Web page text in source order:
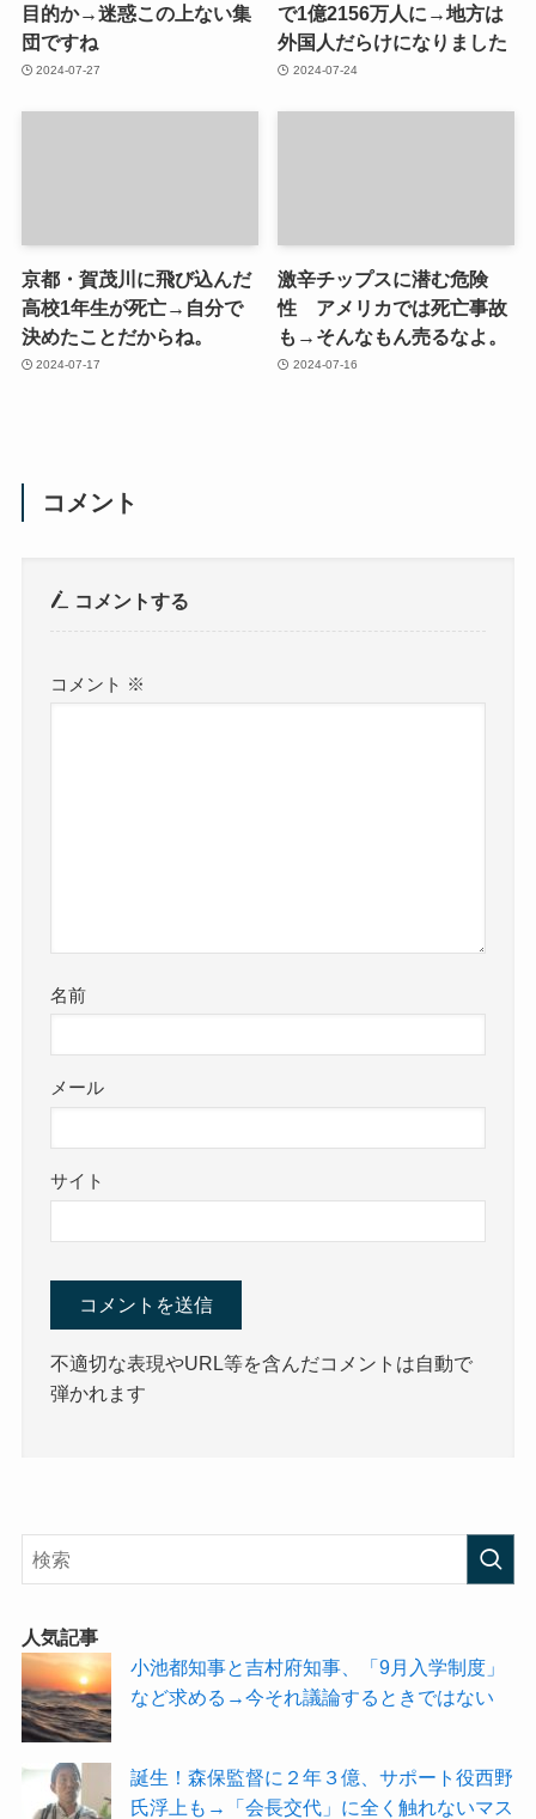
目的か→迷惑この上ない集
団ですね
2024-07-27
で1億2156万人に→地方は
外国人だらけになりました
2024-07-24
京都・賀茂川に飛び込んだ
高校1年生が死亡→自分で
決めたことだからね。
2024-07-17
激辛チップスに潜む危険
性 アメリカでは死亡事故
も→そんなもん売るなよ。
2024-07-16
コメント
コメントする
コメント ※
名前
メール
サイト
不適切な表現やURL等を含んだコメントは自動で
弾かれます
人気記事
小池都知事と吉村府知事、「9月入学制度」
など求める→今それ議論するときではない
誕生！森保監督に２年３億、サポート役西野
氏浮上も→「会長交代」に全く触れないマス